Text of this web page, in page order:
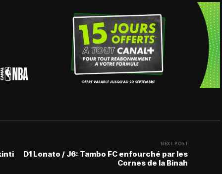
NEXT POST
D1 Lonato / J6: Tambo FC enfourché par les
Cornes de la Binah